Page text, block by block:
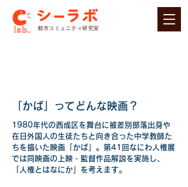
​都市コミュニティ研究室
「かば」ってどんな映画？
1980年代の西成区を舞台に被差別部落出身や
在日外国人の生徒たちと向き合った中学教師た
ちを描いた映画「かば」。第41回なにわ人権展
では同映画の上映・監督作品解説を実施し、
「人権とはなにか」を考えます。